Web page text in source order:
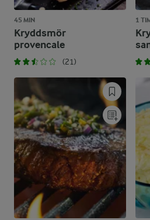
45 MIN
Kryddsmör
provencale
(21)
1